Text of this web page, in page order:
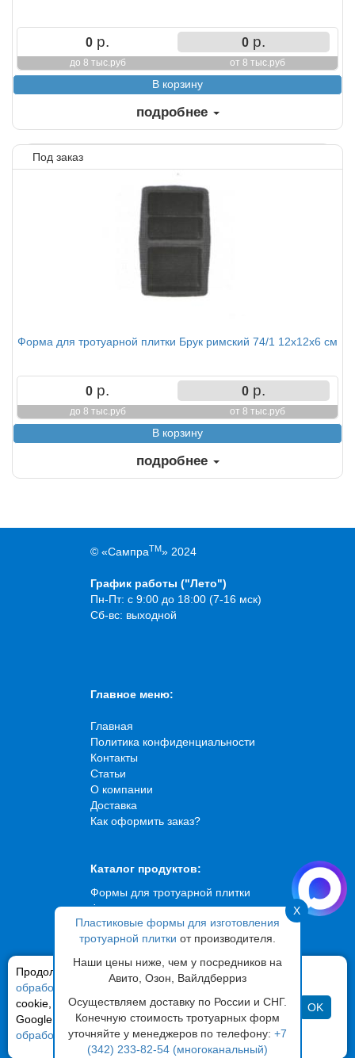
X
Пластиковые формы для изготовления
тротуарной плитки от производителя.
Наши цены ниже, чем у посредников на
Авито, Озон, Вайлдберриз
Осуществляем доставку по России и СНГ.
Конечную стоимость тротуарных форм
уточняйте у менеджеров по телефону: +7
(342) 233-82-54 (многоканальный)
0 р.
до 8 тыс.руб
0р.
от 8 тыс.руб
подробнее
Под заказ
Форма для тротуарной плитки Брук римский 74/1 12х12х6 см
0 р.
до 8 тыс.руб
0р.
от 8 тыс.руб
подробнее
© «СампраTM» 2024
График работы ("Лето")
Пн-Пт: с 9:00 до 18:00 (7-16 мск)
Сб-вс: выходной
Главное меню:
Главная
Политика конфиденциальности
Контакты
Статьи
О компании
Доставка
Как оформить заказ?
Каталог продуктов:
Формы для тротуарной плитки
Формы для искусственного
камня
Формы для брусчатки
Формы для фасадной плитки
Вибростолы
Сампра: г. Пермь ул.Ласьвинская 110
Телефоны:
+7 (919) 477-47-77 , +7 (342) 233-82-54
Продолжая использовать сайт,вы соглашаетесь на
обработку ваших персональных данных и файлов
cookie, с помощью сервиса «Яндекс Метрика» и
Google Analytics в соответствии сПолитикой по
обработке персональных данных
OK